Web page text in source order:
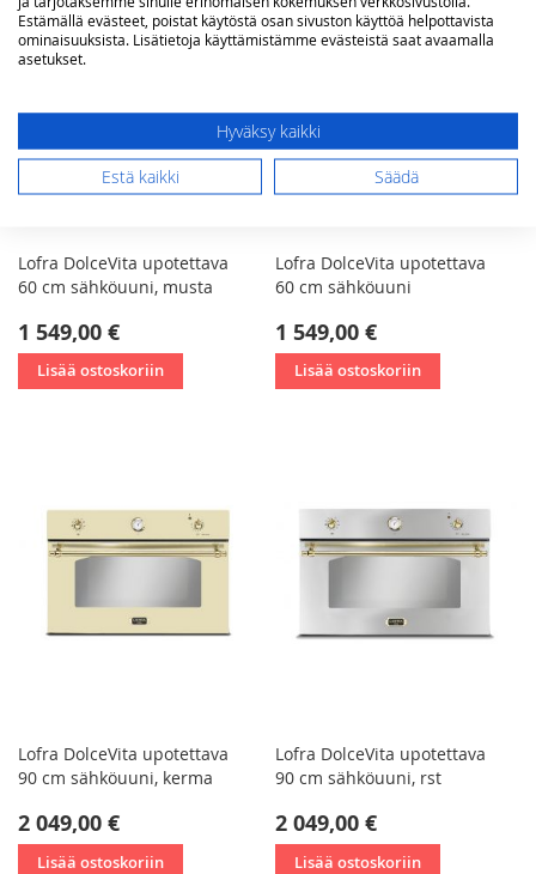
Lofra DolceVita upotettava
60 cm sähköuuni, musta
1 549,00 €
Lisää ostoskoriin
Lofra DolceVita upotettava
60 cm sähköuuni
1 549,00 €
Lisää ostoskoriin
Lofra DolceVita upotettava
90 cm sähköuuni, kerma
2 049,00 €
Lisää ostoskoriin
Lofra DolceVita upotettava
90 cm sähköuuni, rst
2 049,00 €
Lisää ostoskoriin
Estämällä evästeet, poistat käytöstä osan sivuston käyttöä helpottavista
ominaisuuksista. Lisätietoja käyttämistämme evästeistä saat avaamalla
asetukset.
Hyväksy kaikki
Estä kaikki
Säädä